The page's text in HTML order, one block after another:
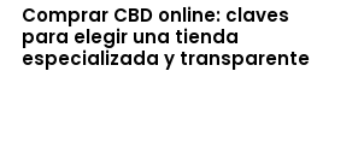
Comprar CBD online: claves
para elegir una tienda
especializada y transparente